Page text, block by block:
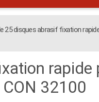
25 disques abrasif fixation
CON 32100